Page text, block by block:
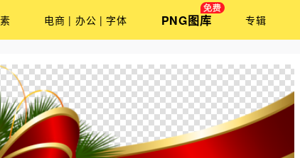
电商 | 办公 | 字体 PNG图库 专辑